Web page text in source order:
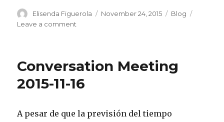
Author
Elisenda Figuerola
Posted
November 24, 2015 Categories
Blog
Leave a comment
11-
Conversation Meeting
2015-11-16
A pesar de que la previsión del tiempo